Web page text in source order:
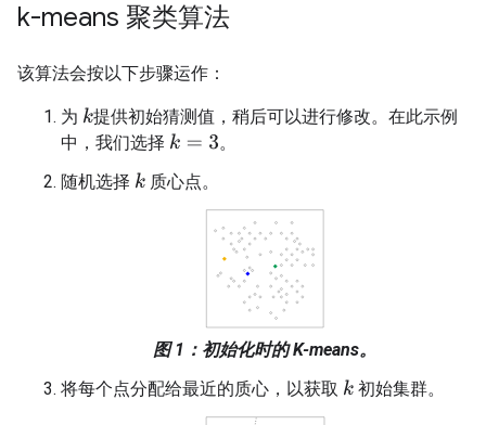
k-means 聚类算法
该算法会按以下步骤运作：
为 k提供初始猜测值，稍后可以进行修改。在此示例
中，我们选择 k=3
。
随机选择 k 质心点。
图 1：初始化时的 K-means。
将每个点分配给最近的质心，以获取 k 初始集群。